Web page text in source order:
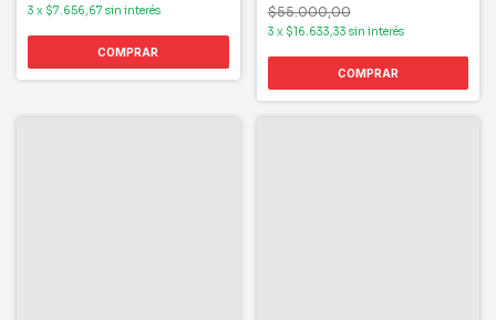
3 x $7.656,67 sin interés
COMPRAR
$55.000,00
3 x $16.633,33 sin interés